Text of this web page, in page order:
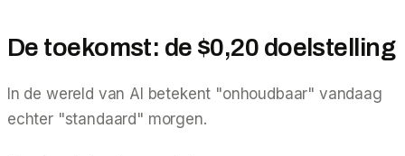
De toekomst: de $0,20 doelstelling
In de wereld van AI betekent "onhoudbaar" vandaag
echter "standaard" morgen.